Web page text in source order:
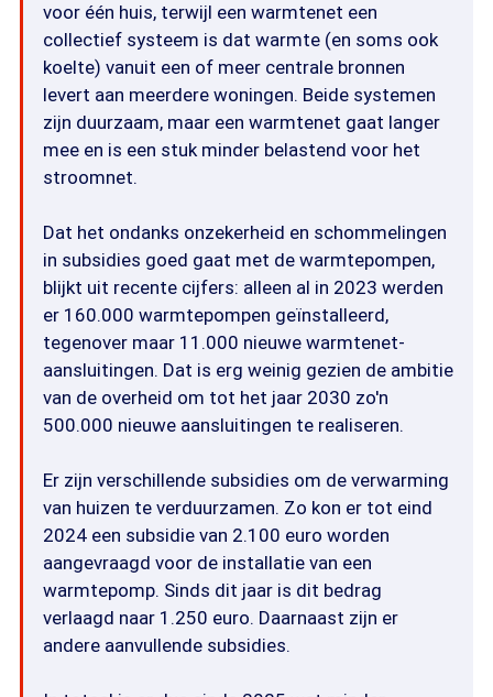
voor één huis, terwijl een warmtenet een
collectief systeem is dat warmte (en soms ook
koelte) vanuit een of meer centrale bronnen
levert aan meerdere woningen. Beide systemen
zijn duurzaam, maar een warmtenet gaat langer
mee en is een stuk minder belastend voor het
stroomnet.
Dat het ondanks onzekerheid en schommelingen
in subsidies goed gaat met de warmtepompen,
blijkt uit recente cijfers: alleen al in 2023 werden
er 160.000 warmtepompen geïnstalleerd,
tegenover maar 11.000 nieuwe warmtenet-
aansluitingen. Dat is erg weinig gezien de ambitie
van de overheid om tot het jaar 2030 zo'n
500.000 nieuwe aansluitingen te realiseren.
Er zijn verschillende subsidies om de verwarming
van huizen te verduurzamen. Zo kon er tot eind
2024 een subsidie van 2.100 euro worden
aangevraagd voor de installatie van een
warmtepomp. Sinds dit jaar is dit bedrag
verlaagd naar 1.250 euro. Daarnaast zijn er
andere aanvullende subsidies.